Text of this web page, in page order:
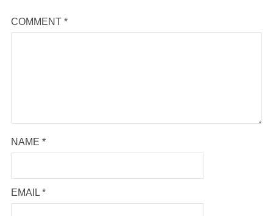
COMMENT *
NAME *
EMAIL *